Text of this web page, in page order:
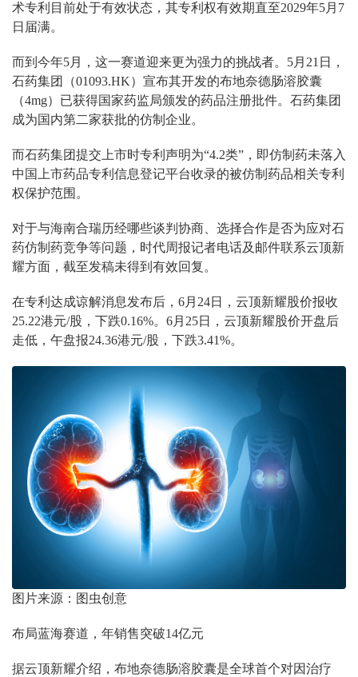
术专利目前处于有效状态，其专利权有效期直至2029年5月7
日届满。
而到今年5月，这一赛道迎来更为强力的挑战者。5月21日，
石药集团（01093.HK）宣布其开发的布地奈德肠溶胶囊
（4mg）已获得国家药监局颁发的药品注册批件。石药集团
成为国内第二家获批的仿制企业。
而石药集团提交上市时专利声明为“4.2类”，即仿制药未落入
中国上市药品专利信息登记平台收录的被仿制药品相关专利
权保护范围。
对于与海南合瑞历经哪些谈判协商、选择合作是否为应对石
药仿制药竞争等问题，时代周报记者电话及邮件联系云顶新
耀方面，截至发稿未得到有效回复。
在专利达成谅解消息发布后，6月24日，云顶新耀股价报收
25.22港元/股，下跌0.16%。6月25日，云顶新耀股价开盘后
走低，午盘报24.36港元/股，下跌3.41%。
图片来源：图虫创意
布局蓝海赛道，年销售突破14亿元
据云顶新耀介绍，布地奈德肠溶胶囊是全球首个对因治疗